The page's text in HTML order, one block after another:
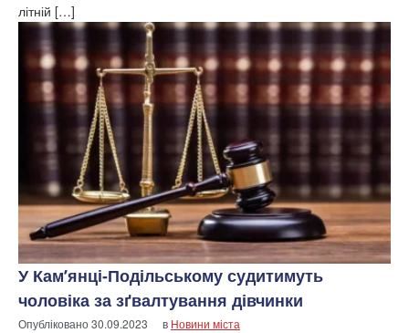
літній […]
У Кам’янці-Подільському судитимуть
чоловіка за зґвалтування дівчинки
Опубліковано30.09.2023 в Новини міста